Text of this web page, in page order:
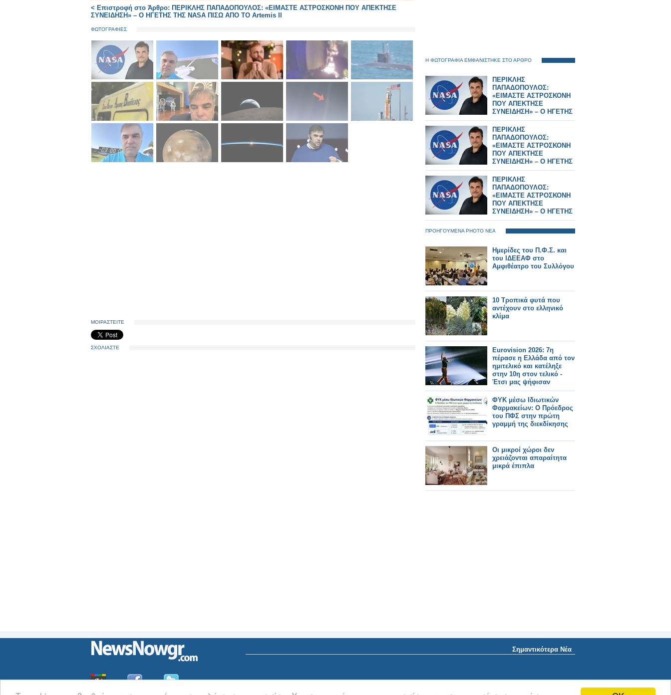
< Επιστροφή στο Άρθρο: ΠΕΡΙΚΛΗΣ ΠΑΠΑΔΟΠΟΥΛΟΣ: «ΕΙΜΑΣΤΕ ΑΣΤΡΟΣΚΟΝΗ ΠΟΥ ΑΠΕΚΤΗΣΕ
ΣΥΝΕΙΔΗΣΗ» – Ο ΗΓΕΤΗΣ ΤΗΣ NASA ΠΙΣΩ ΑΠΟ ΤΟ Artemis II
ΦΩΤΟΓΡΑΦΙΕΣ
ΜΟΙΡΑΣΤΕΙΤΕ
ΣΧΟΛΙΑΣΤΕ
Η ΦΩΤΟΓΡΑΦΙΑ ΕΜΦΑΝΙΣΤΗΚΕ ΣΤΟ ΑΡΘΡΟ
ΠΕΡΙΚΛΗΣ
ΠΑΠΑΔΟΠΟΥΛΟΣ:
«ΕΙΜΑΣΤΕ ΑΣΤΡΟΣΚΟΝΗ
ΠΟΥ ΑΠΕΚΤΗΣΕ
ΣΥΝΕΙΔΗΣΗ» – Ο ΗΓΕΤΗΣ
ΤΗΣ NASA ΠΙΣΩ ΑΠΟ ΤΟ
Artemis II
ΠΕΡΙΚΛΗΣ
ΠΑΠΑΔΟΠΟΥΛΟΣ:
«ΕΙΜΑΣΤΕ ΑΣΤΡΟΣΚΟΝΗ
ΠΟΥ ΑΠΕΚΤΗΣΕ
ΣΥΝΕΙΔΗΣΗ» – Ο ΗΓΕΤΗΣ
ΤΗΣ NASA ΠΙΣΩ ΑΠΟ ΤΟ
Artemis II
ΠΕΡΙΚΛΗΣ
ΠΑΠΑΔΟΠΟΥΛΟΣ:
«ΕΙΜΑΣΤΕ ΑΣΤΡΟΣΚΟΝΗ
ΠΟΥ ΑΠΕΚΤΗΣΕ
ΣΥΝΕΙΔΗΣΗ» – Ο ΗΓΕΤΗΣ
ΤΗΣ NASA ΠΙΣΩ ΑΠΟ ΤΟ
Artemis II
ΠΡΟΗΓΟΥΜΕΝΑ PHOTO ΝΕΑ
Ημερίδες του Π.Φ.Σ. και
του ΙΔΕΕΑΦ στο
Αμφιθέατρο του Συλλόγου
10 Τροπικά φυτά που
αντέχουν στο ελληνικό
κλίμα
Eurovision 2026: 7η
πέρασε η Ελλάδα από τον
ημιτελικό και κατέληξε
στην 10η στον τελικό -
Έτσι μας ψήφισαν
ΦΥΚ μέσω Ιδιωτικών
Φαρμακείων: Ο Πρόεδρος
του ΠΦΣ στην πρώτη
γραμμή της διεκδίκησης
Οι μικροί χώροι δεν
χρειάζονται απαραίτητα
μικρά έπιπλα
Σημαντικότερα Νέα